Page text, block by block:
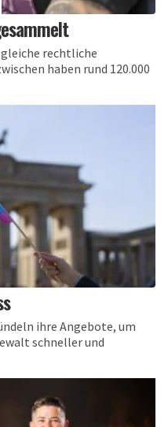
rechtliche
haben rund 120.000
ihre Angebote, um
schneller und